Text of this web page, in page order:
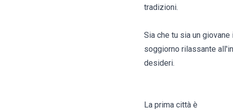
tradizioni.
Sia che tu sia un
soggiorno rilassante
desideri.
La prima città è